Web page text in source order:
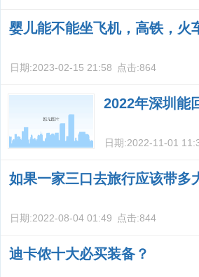
婴儿能不能坐飞机，高铁，火
日期:2023-02-15 21:58 点击:864
2022年深圳能
日期:2022-11-01
如果一家三口去旅行应该带多
日期:2022-08-04 01:49 点击:844
迪卡侬十大必买装备？